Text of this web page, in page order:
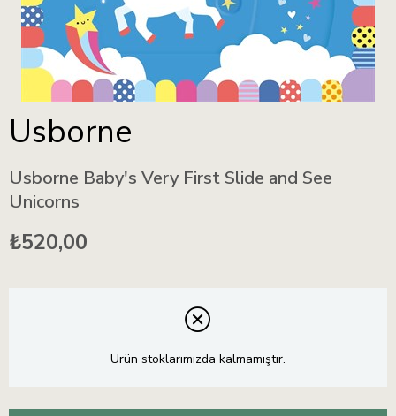
Usborne
Usborne Baby's Very First Slide and See
Unicorns
₺520,00
Ürün stoklarımızda kalmamıştır.